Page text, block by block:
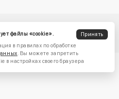
файлы «cookie».
Принять
в правилах по обработке
. Вы можете запретить
в настройках своего браузера